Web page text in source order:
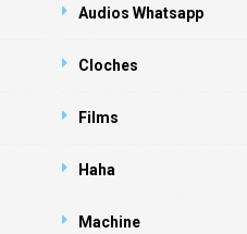
Audios Whatsapp
Cloches
Films
Haha
Machine